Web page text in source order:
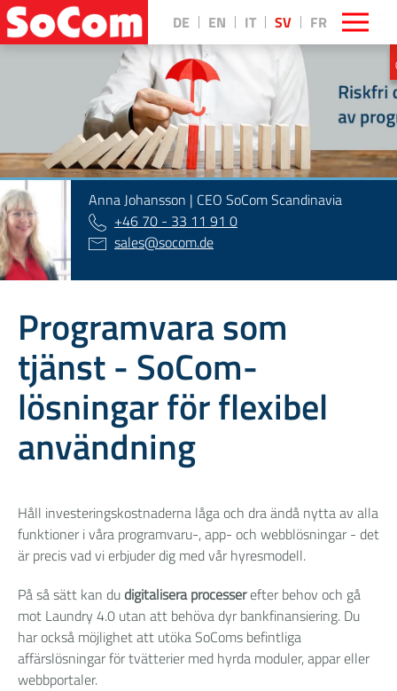
DE EN IT SV
FR
Anna Johansson | CEO SoCom Scandinavia
+46 70 - 33 11 91 0
sales@socom.de
Programvara som
tjänst - SoCom-
lösningar för flexibel
användning
Håll investeringskostnaderna låga och dra ändå nytta av alla
funktioner i våra programvaru-, app- och webblösningar - det
är precis vad vi erbjuder dig med vår hyresmodell.
På så sätt kan dudigitalisera processerefter behov och gå
mot Laundry 4.0 utan att behöva dyr bankfinansiering. Du
har också möjlighet att utöka SoComs befintliga
affärslösningar för tvätterier med hyrda moduler, appar eller
webbportaler.